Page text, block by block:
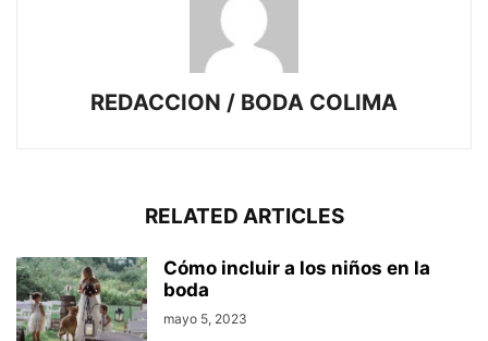
REDACCION / BODA COLIMA
RELATED ARTICLES
Cómo incluir a los niños en la
boda
mayo 5, 2023